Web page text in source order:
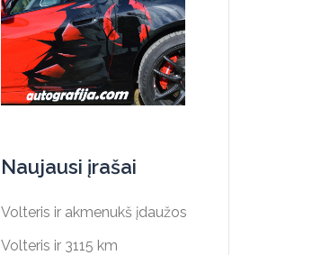
Naujausi įrašai
Volteris ir akmenukš įdaužos
Volteris ir 3115 km